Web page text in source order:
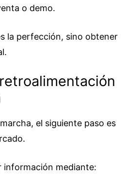
o demo.
la perfección, sino obtener
el siguiente paso es
información mediante: